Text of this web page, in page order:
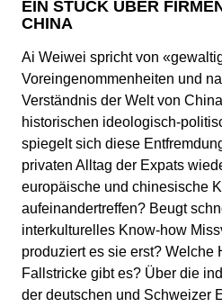
EIN STÜCK ÜBER
CHINA
Ai Weiwei spricht von
Voreingenommenheiten und
Verständnis der Welt von
historischen ideologisch-
spiegelt sich diese
privaten Alltag der Expats
europäische und chinesische
aufeinandertreffen? Beugt
interkulturelles Know-how
produziert es sie erst? Welche
Fallstricke gibt es? Über die
der deutschen und Schweizer